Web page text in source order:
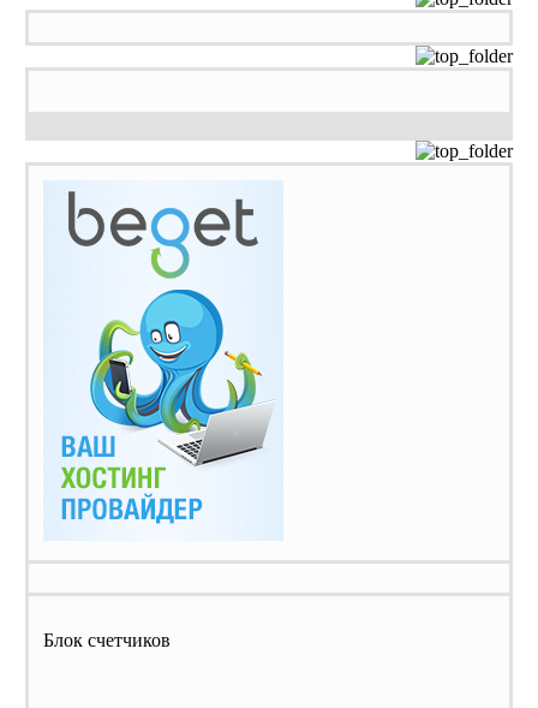
Блок счетчиков